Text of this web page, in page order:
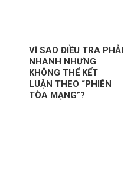
VÌ SAO ĐIỀU TRA PHẢI
NHANH NHƯNG
KHÔNG THỂ KẾT
LUẬN THEO “PHIÊN
TÒA MẠNG”?